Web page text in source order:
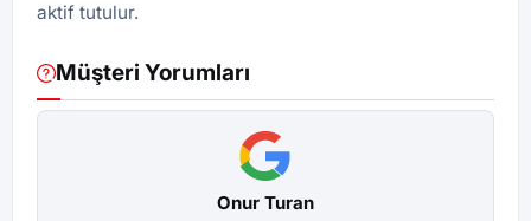
aktif tutulur.
Müşteri Yorumları
Onur Turan